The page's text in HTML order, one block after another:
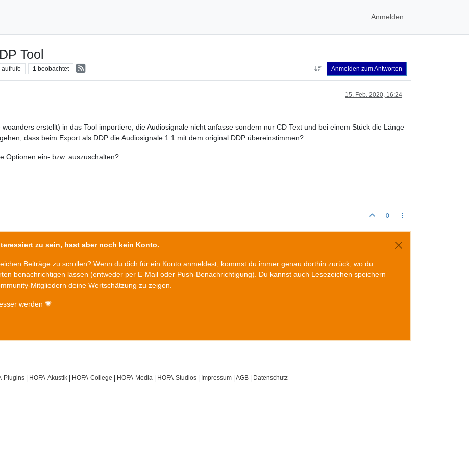
Anmelden
Tool
aufrufe 1 beobachtet Anmelden zum Antworten
15. Feb. 2020, 16:24
erstellt) in das Tool importiere, die Audiosignale nicht anfasse sondern nur CD Text und bei einem Stück die Länge
dass beim Export als DDP die Audiosignale 1:1 mit dem original DDP übereinstimmen?
Optionen ein- bzw. auszuschalten?
0
zu sein, hast aber noch kein Konto.
Beiträge zu scrollen? Wenn du dich für ein Konto anmeldest, kommst du immer genau dorthin zurück, wo du
benachrichtigen lassen (entweder per E-Mail oder Push-Benachrichtigung). Du kannst auch Lesezeichen speichern
Mitgliedern deine Wertschätzung zu zeigen.
werden 💗
Plugins| HOFA-Akustik| HOFA-College | HOFA-Media | HOFA-Studios| Impressum| AGB| Datenschutz